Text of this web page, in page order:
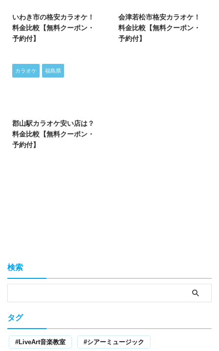
いわき市の格安カラオケ！
料金比較【無料クーポン・
予約付】
会津若松市格安カラオケ！
料金比較【無料クーポン・
予約付】
カラオケ 福島県
郡山駅カラオケ安い店は？
料金比較【無料クーポン・
予約付】
検索
タグ
LiveArt音楽教室 シアーミュージック